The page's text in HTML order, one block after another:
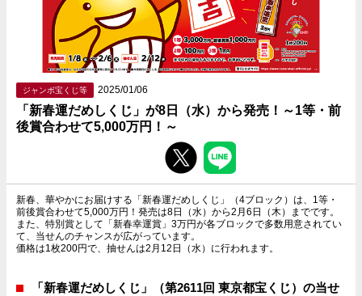
ジャンボ宝くじ等 2025/01/06
「新春運だめしくじ」が8日（水）から発売！～1等・前
後賞合わせて5,000万円！～
新春、華やかにお届けする「新春運だめしくじ」（4ブロック）は、1等・
前後賞合わせて5,000万円！発売は8日（水）から2月6日（木）までです。
また、特別賞として「新春幸運賞」3万円が各ブロックで多数用意されてい
て、当せんのチャンスが広がっています。
価格は1枚200円で、抽せんは2月12日（水）に行われます。
「新春運だめしくじ」（第2611回 東京都宝くじ）の当せ